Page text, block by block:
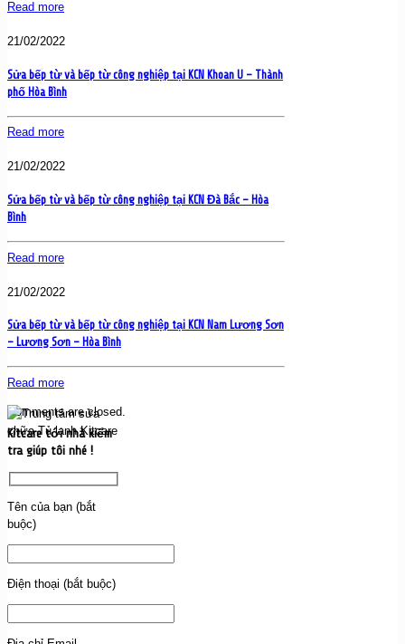
Read more
21/02/2022
Sửa bếp từ và bếp từ công nghiệp tại KCN Khoan U – Thành
phố Hòa Bình
Read more
21/02/2022
Sửa bếp từ và bếp từ công nghiệp tại KCN Đà Bắc – Hòa
Bình
Read more
21/02/2022
Sửa bếp từ và bếp từ công nghiệp tại KCN Nam Lương Sơn
– Lương Sơn – Hòa Bình
Read more
Comments are closed.
Kitcare tới nhà kiểm
tra giúp tôi nhé !
Tên của bạn (bắt
buộc)
Điện thoại (bắt buộc)